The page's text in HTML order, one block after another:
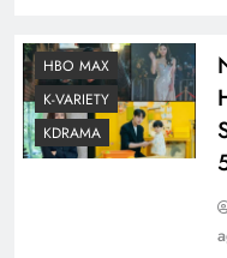
HBO MAX
K-VARIETY
KDRAMA